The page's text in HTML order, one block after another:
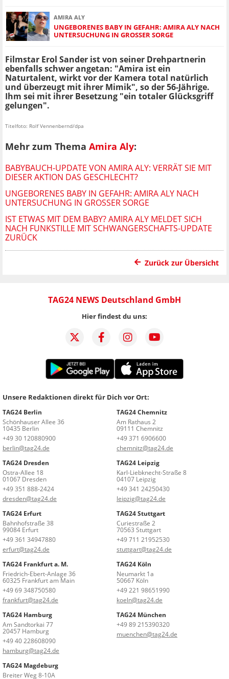
AMIRA ALY
UNGEBORENES BABY IN GEFAHR: AMIRA ALY NACH
UNTERSUCHUNG IN GROSSER SORGE
Filmstar Erol Sander ist von seiner Drehpartnerin
ebenfalls schwer angetan: "Amira ist ein
Naturtalent, wirkt vor der Kamera total natürlich
und überzeugt mit ihrer Mimik", so der 56-Jährige.
Ihm sei mit ihrer Besetzung "ein totaler Glücksgriff
gelungen".
Titelfoto: Rolf Vennenbernd/dpa
Mehr zum Thema Amira Aly:
BABYBAUCH-UPDATE VON AMIRA ALY: VERRÄT SIE MIT
DIESER AKTION DAS GESCHLECHT?
UNGEBORENES BABY IN GEFAHR: AMIRA ALY NACH
UNTERSUCHUNG IN GROSSER SORGE
IST ETWAS MIT DEM BABY? AMIRA ALY MELDET SICH
NACH FUNKSTILLE MIT SCHWANGERSCHAFTS-UPDATE
ZURÜCK
Zurück zur Übersicht
TAG24 NEWS Deutschland GmbH
Hier findest du uns:
Unsere Redaktionen direkt für Dich vor Ort:
TAG24 Berlin
Schönhauser Allee 36
10435 Berlin
+49 30 120880900
berlin@tag24.de
TAG24 Chemnitz
Am Rathaus 2
09111 Chemnitz
+49 371 6906600
chemnitz@tag24.de
TAG24 Dresden
Ostra-Allee 18
01067 Dresden
+49 351 888-2424
dresden@tag24.de
TAG24 Leipzig
Karl-Liebknecht-Straße 8
04107 Leipzig
+49 341 24250430
leipzig@tag24.de
TAG24 Erfurt
Bahnhofstraße 38
99084 Erfurt
+49 361 34947880
erfurt@tag24.de
TAG24 Stuttgart
Curiestraße 2
70563 Stuttgart
+49 711 21952530
stuttgart@tag24.de
TAG24 Frankfurt a. M.
Friedrich-Ebert-Anlage 36
60325 Frankfurt am Main
+49 69 348750580
frankfurt@tag24.de
TAG24 Köln
Neumarkt 1a
50667 Köln
+49 221 98651990
koeln@tag24.de
TAG24 Hamburg
Am Sandtorkai 77
20457 Hamburg
+49 40 228608090
hamburg@tag24.de
TAG24 München
+49 89 215390320
muenchen@tag24.de
TAG24 Magdeburg
Breiter Weg 8-10A